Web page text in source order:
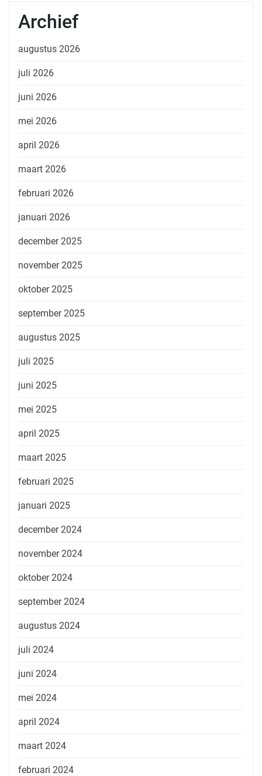
Archief
augustus 2026
juli 2026
juni 2026
mei 2026
april 2026
maart 2026
februari 2026
januari 2026
december 2025
november 2025
oktober 2025
september 2025
augustus 2025
juli 2025
juni 2025
mei 2025
april 2025
maart 2025
februari 2025
januari 2025
december 2024
november 2024
oktober 2024
september 2024
augustus 2024
juli 2024
juni 2024
mei 2024
april 2024
maart 2024
februari 2024